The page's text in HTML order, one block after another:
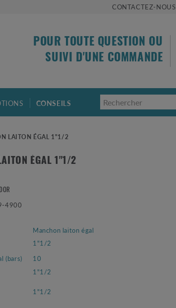
CONTACTEZ-NOUS
POUR TOUTE QUESTION OU
SUIVI D'UNE COMMANDE
CONSEILS
LAITON ÉGAL 1"1/2
ÉGAL 1"1/2
4900
Manchon laiton égal
1"1/2
(bars)
10
1"1/2
1"1/2